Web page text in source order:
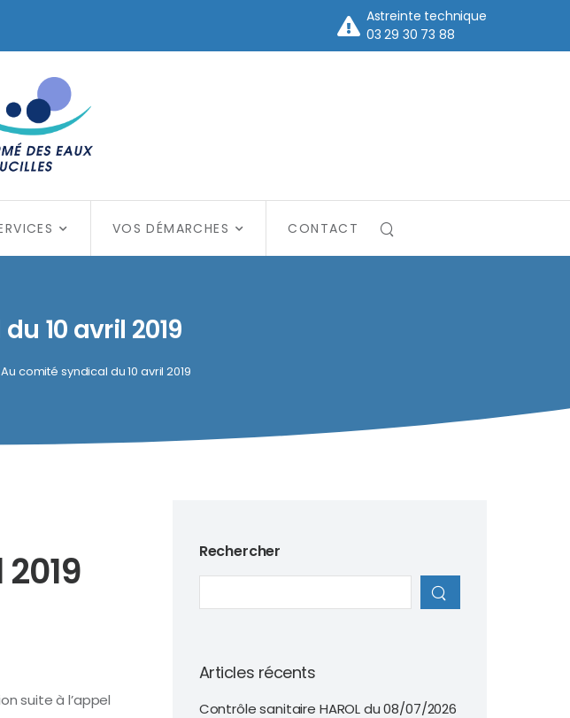
Astreinte technique
03 29 30 73 88
VOS DÉMARCHES CONTACT
10 avril 2019
Au comité syndical du 10 avril 2019
Rechercher
Articles récents
Contrôle sanitaire HAROL du 08/07/2026
suite à l’appel